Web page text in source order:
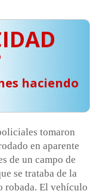
haciendo
tomaron
en aparente
de un campo de
se trataba de la
robada. El vehículo